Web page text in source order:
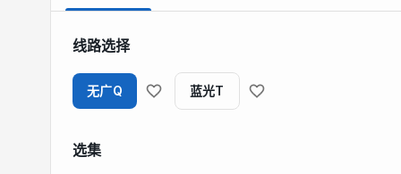
线路选择
无广Q 蓝光T
选集